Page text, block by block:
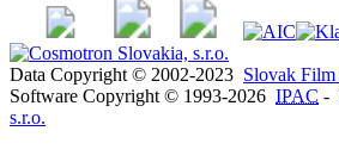
Data Copyright © 2002-2023 Slovak Film
Software Copyright © 1993-2026 IPAC -
s.r.o.